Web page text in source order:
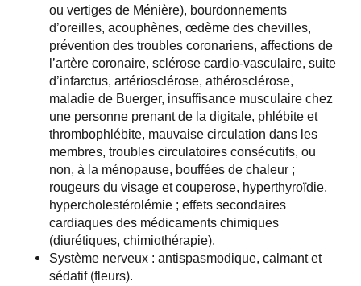
ou vertiges de Ménière), bourdonnements
d’oreilles, acouphènes, œdème des chevilles,
prévention des troubles coronariens, affections de
l’artère coronaire, sclérose cardio-vasculaire, suite
d’infarctus, artériosclérose, athérosclérose,
maladie de Buerger, insuffisance musculaire chez
une personne prenant de la digitale, phlébite et
thrombophlébite, mauvaise circulation dans les
membres, troubles circulatoires consécutifs, ou
non, à la ménopause, bouffées de chaleur ;
rougeurs du visage et couperose, hyperthyroïdie,
hypercholestérolémie ; effets secondaires
cardiaques des médicaments chimiques
(diurétiques, chimiothérapie).
Système nerveux : antispasmodique, calmant et
sédatif (fleurs).